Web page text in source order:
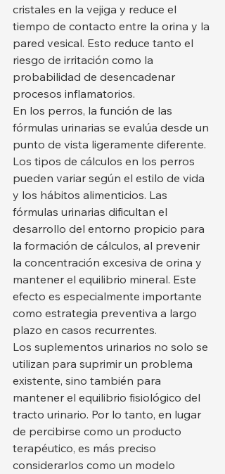
cristales en la vejiga y reduce el
tiempo de contacto entre la orina y la
pared vesical. Esto reduce tanto el
riesgo de irritación como la
probabilidad de desencadenar
procesos inflamatorios.
En los perros, la función de las
fórmulas urinarias se evalúa desde un
punto de vista ligeramente diferente.
Los tipos de cálculos en los perros
pueden variar según el estilo de vida
y los hábitos alimenticios. Las
fórmulas urinarias dificultan el
desarrollo del entorno propicio para
la formación de cálculos, al prevenir
la concentración excesiva de orina y
mantener el equilibrio mineral. Este
efecto es especialmente importante
como estrategia preventiva a largo
plazo en casos recurrentes.
Los suplementos urinarios no solo se
utilizan para suprimir un problema
existente, sino también para
mantener el equilibrio fisiológico del
tracto urinario. Por lo tanto, en lugar
de percibirse como un producto
terapéutico, es más preciso
considerarlos como un modelo